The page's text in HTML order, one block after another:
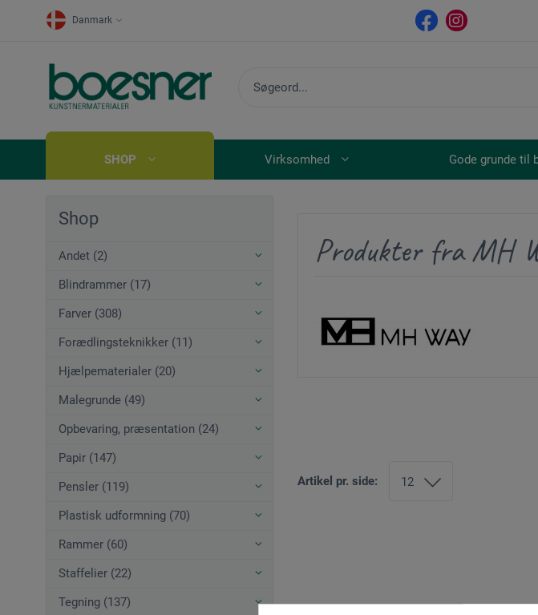
Danmark
SHOP Virksomhed Gode grunde til
Shop
Andet (2)
Blindrammer (17)
Farver (308)
Forædlingsteknikker (11)
Hjælpematerialer (20)
Malegrunde (49)
Opbevaring, præsentation (24)
Papir (147)
Pensler (119)
Plastisk udformning (70)
Rammer (60)
Staffelier (22)
Tegning (137)
Produkter fra MH
Artikel pr. side: